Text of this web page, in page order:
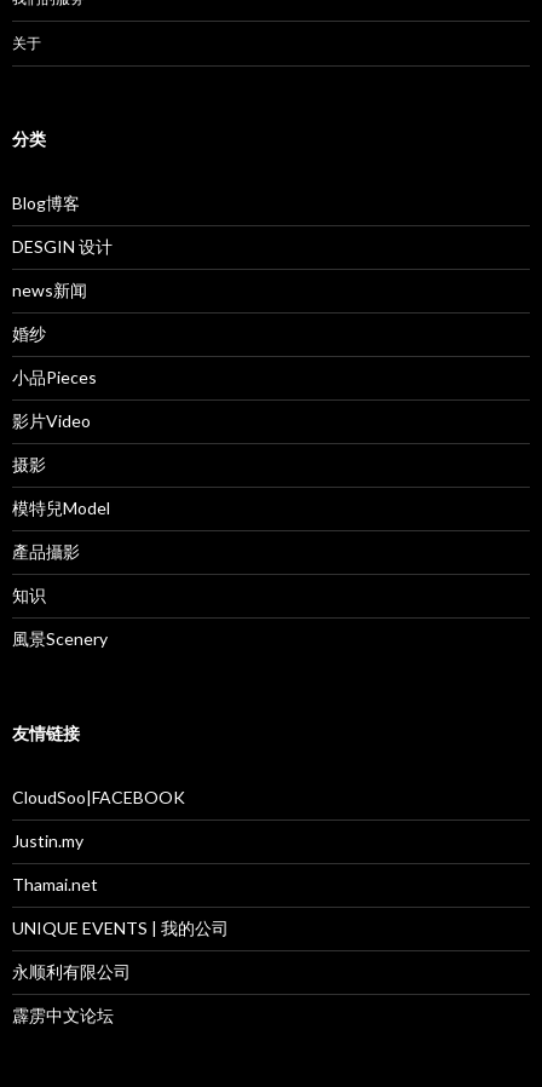
关于
分类
Blog博客
DESGIN 设计
news新闻
婚纱
小品Pieces
影片Video
摄影
模特兒Model
產品攝影
知识
風景Scenery
友情链接
CloudSoo|FACEBOOK
Justin.my
Thamai.net
UNIQUE EVENTS | 我的公司
永顺利有限公司
霹雳中文论坛